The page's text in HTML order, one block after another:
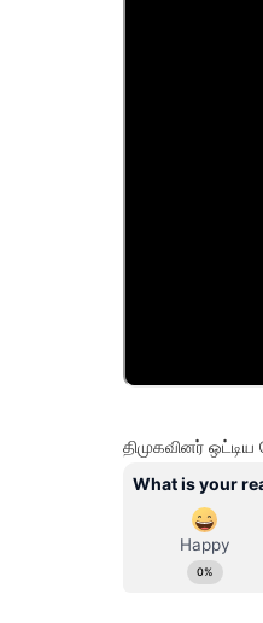
திமுகவினர்